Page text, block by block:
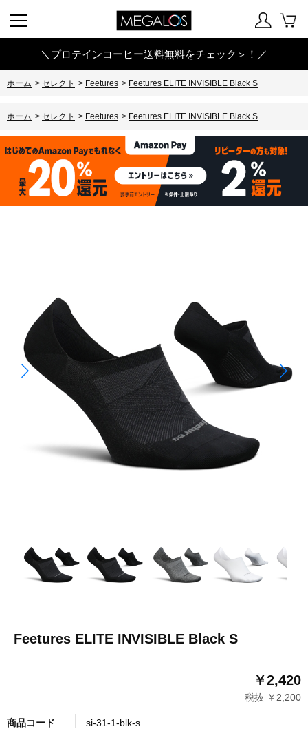
＼プロテインコーヒー送料無料をチェック＞！／
ホーム > セレクト > Feetures > Feetures ELITE INVISIBLE Black S
Feetures ELITE INVISIBLE Black S
￥2,420
税抜 ￥2,200
商品コード si-31-1-blk-s
ホーム > セレクト > Feetures > Feetures ELITE INVISIBLE Black S